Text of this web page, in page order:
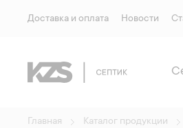
Доставка и оплата Новости
Главная Каталог продукции